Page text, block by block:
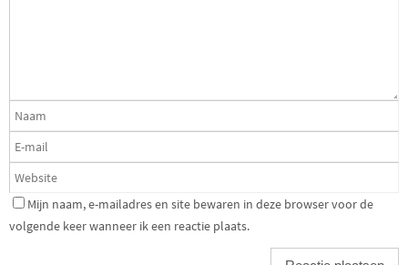
Mijn naam, e-mailadres en site bewaren in deze browser voor de
volgende keer wanneer ik een reactie plaats.